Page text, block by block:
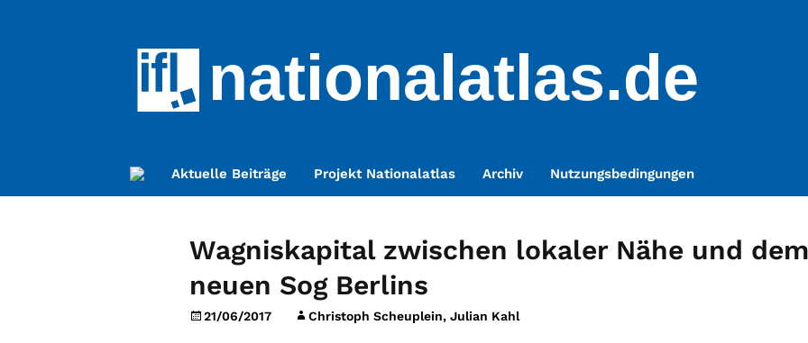
nationalatlas.de
Zum
Inhalt
Aktuelle Beiträge Projekt Nationalatlas Archiv Nutzungsbedingungen
Wagniskapital zwischen lokaler Nähe und dem
neuen Sog Berlins
21/06/2017 Christoph Scheuplein, Julian Kahl